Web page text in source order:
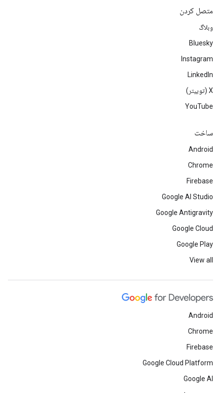
متصل کردن
وبلاگ
Bluesky
Instagram
LinkedIn
‫X (توییتر)
YouTube
ساخت
Android
Chrome
Firebase
Google AI Studio
Google Antigravity
Google Cloud
Google Play
View all
Android
Chrome
Firebase
Google Cloud Platform
Google AI